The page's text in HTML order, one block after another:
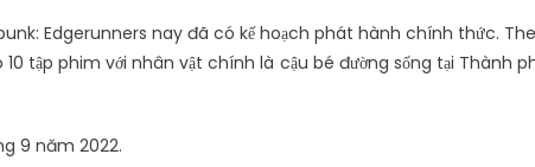
Edgerunners nay đã có kế hoạch phát hành chính thức.
tập phim với nhân vật chính là cậu bé đường sống tại Thành
9 năm 2022.